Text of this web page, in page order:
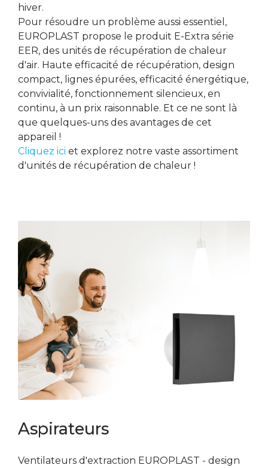
hiver.
Pour résoudre un problème aussi essentiel,
EUROPLAST propose le produit E-Extra série
EER, des unités de récupération de chaleur
d'air. Haute efficacité de récupération, design
compact, lignes épurées, efficacité énergétique,
convivialité, fonctionnement silencieux, en
continu, à un prix raisonnable. Et ce ne sont là
que quelques-uns des avantages de cet
appareil !
Cliquez ici et explorez notre vaste assortiment
d'unités de récupération de chaleur !
Aspirateurs
Ventilateurs d'extraction EUROPLAST - design